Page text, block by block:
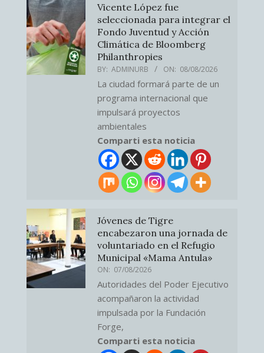
Vicente López fue
seleccionada para integrar el
Fondo Juventud y Acción
Climática de Bloomberg
Philanthropies
BY: ADMINURB ON: 08/08/2026
La ciudad formará parte de un
programa internacional que
impulsará proyectos
ambientales
Comparti esta noticia
Jóvenes de Tigre
encabezaron una jornada de
voluntariado en el Refugio
Municipal «Mama Antula»
ON: 07/08/2026
Autoridades del Poder Ejecutivo
acompañaron la actividad
impulsada por la Fundación
Forge,
Comparti esta noticia